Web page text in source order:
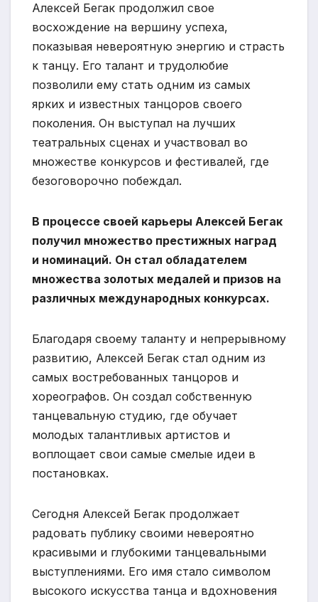
Алексей Бегак продолжил свое
восхождение на вершину успеха,
показывая невероятную энергию и страсть
к танцу. Его талант и трудолюбие
позволили ему стать одним из самых
ярких и известных танцоров своего
поколения. Он выступал на лучших
театральных сценах и участвовал во
множестве конкурсов и фестивалей, где
безоговорочно побеждал.
В процессе своей карьеры Алексей Бегак
получил множество престижных наград
и номинаций. Он стал обладателем
множества золотых медалей и призов на
различных международных конкурсах.
Благодаря своему таланту и непрерывному
развитию, Алексей Бегак стал одним из
самых востребованных танцоров и
хореографов. Он создал собственную
танцевальную студию, где обучает
молодых талантливых артистов и
воплощает свои самые смелые идеи в
постановках.
Сегодня Алексей Бегак продолжает
радовать публику своими невероятно
красивыми и глубокими танцевальными
выступлениями. Его имя стало символом
высокого искусства танца и вдохновения